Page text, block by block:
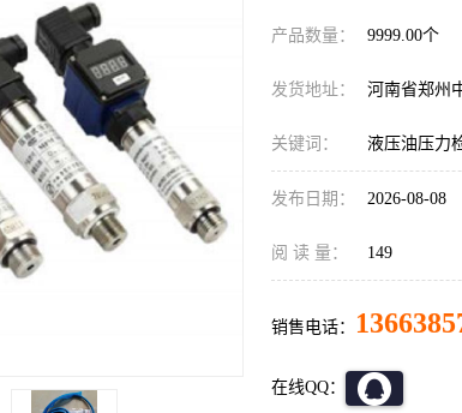
产品数量： 9999.00个
发货地址： 河南省郑州
关键词： 液压油压力
发布日期： 2026-08-08
阅 读 量： 149
销售电话：
在线QQ：